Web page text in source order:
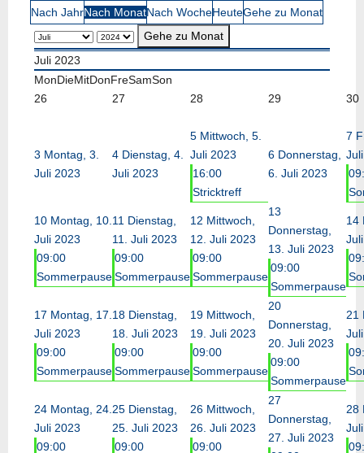
Nach JahrNach MonatNach WocheHeuteGehe zu Monat
Gehe zu Monat
Juli 2023
MonDieMitDonFreSamSon
26
27 28 29 30
3 Montag, 3.
Juli 2023
4 Dienstag, 4.
Juli 2023
5 Mittwoch, 5.
Juli 2023
16:00
Stricktreff
6 Donnerstag,
6. Juli 2023
7
10 Montag, 10.
Juli 2023
09:00
Sommerpause
11 Dienstag,
11. Juli 2023
09:00
Sommerpause
12 Mittwoch,
12. Juli 2023
09:00
Sommerpause
13
Donnerstag,
13. Juli 2023
09:00
Sommerpause
14
17 Montag, 17.
Juli 2023
09:00
Sommerpause
18 Dienstag,
18. Juli 2023
09:00
Sommerpause
19 Mittwoch,
19. Juli 2023
09:00
Sommerpause
20
Donnerstag,
20. Juli 2023
09:00
Sommerpause
21
24 Montag, 24.
Juli 2023
09:00
25 Dienstag,
25. Juli 2023
09:00
26 Mittwoch,
26. Juli 2023
09:00
27
Donnerstag,
27. Juli 2023
28